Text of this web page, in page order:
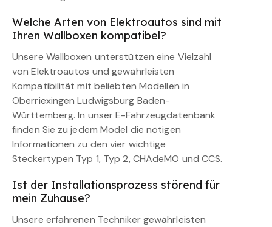
Welche Arten von Elektroautos sind mit
Ihren Wallboxen kompatibel?
Unsere Wallboxen unterstützen eine Vielzahl
von Elektroautos und gewährleisten
Kompatibilität mit beliebten Modellen in
Oberriexingen Ludwigsburg Baden-
Württemberg. In unser E-Fahrzeugdatenbank
finden Sie zu jedem Model die nötigen
Informationen zu den vier wichtige
Steckertypen Typ 1, Typ 2, CHAdeMO und CCS.
Ist der Installationsprozess störend für
mein Zuhause?
Unsere erfahrenen Techniker gewährleisten